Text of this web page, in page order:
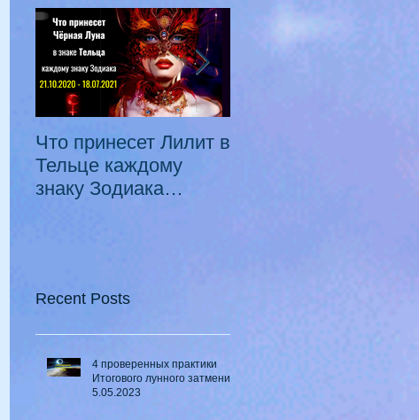
Что принесет Лилит в
Тельце каждому
знаку Зодиака
Recent Posts
4 проверенных практики
Итогового лунного затмения
5.05.2023